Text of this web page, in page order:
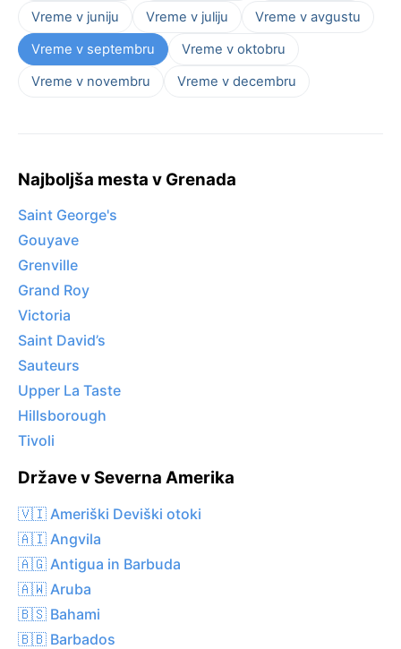
Vreme v juniju Vreme v juliju
Vreme v avgustu
Vreme v septembru
Vreme v oktobru
Vreme v novembru
Vreme v decembru
Najboljša mesta v Grenada
Saint George's
Gouyave
Grenville
Grand Roy
Victoria
Saint David’s
Sauteurs
Upper La Taste
Hillsborough
Tivoli
Države v Severna Amerika
🇻🇮 Ameriški Deviški otoki
🇦🇮 Angvila
🇦🇬 Antigua in Barbuda
🇦🇼 Aruba
🇧🇸 Bahami
🇧🇧 Barbados